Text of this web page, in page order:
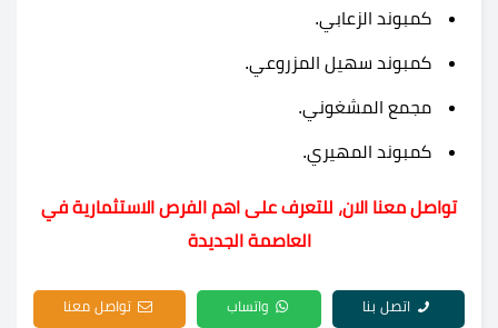
كمبوند الزعابي.
كمبوند سهيل المزروعي.
مجمع المشغوني.
كمبوند المهيري.
تواصل معنا الان، للتعرف على اهم الفرص الاستثمارية في
العاصمة الجديدة
اتصل بنا واتساب تواصل معنا